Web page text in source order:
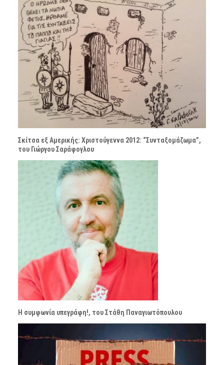
Σκίτσα εξ Αμερικής: Χριστούγεννα 2012: “Συνταξομάζωμα”,
του Γιώργου Σαράφογλου
Η συμφωνία υπεγράφη!, του Στάθη Παναγιωτόπουλου